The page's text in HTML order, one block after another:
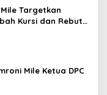
Mile Targetkan
Kursi dan Rebut
Mile Ketua DPC